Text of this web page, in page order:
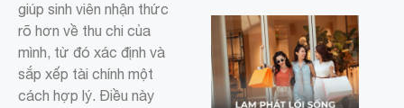
giúp sinh viên nhận thức
rõ hơn về thu chi của
mình, từ đó xác định và
sắp xếp tài chính một
cách hợp lý. Điều này